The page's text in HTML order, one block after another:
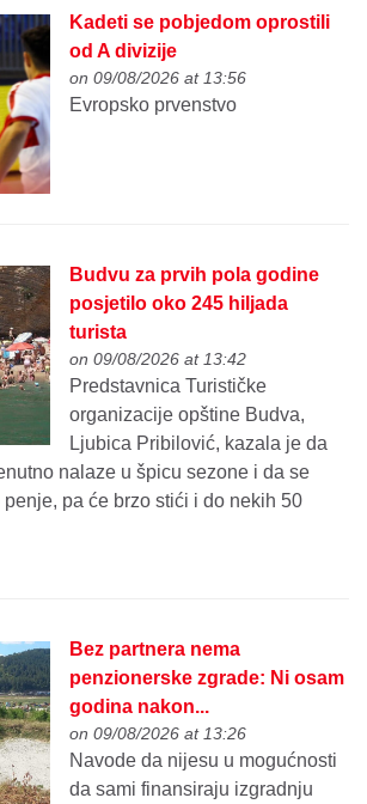
Kadeti se pobjedom oprostili
od A divizije
on 09/08/2026 at 13:56
Evropsko prvenstvo
Budvu za prvih pola godine
posjetilo oko 245 hiljada
turista
on 09/08/2026 at 13:42
Predstavnica Turističke
organizacije opštine Budva,
Ljubica Pribilović, kazala je da
nalaze u špicu sezone i da se
penje, pa će brzo stići i do nekih 50
Bez partnera nema
penzionerske zgrade: Ni osam
godina nakon...
on 09/08/2026 at 13:26
Navode da nijesu u mogućnosti
da sami finansiraju izgradnju